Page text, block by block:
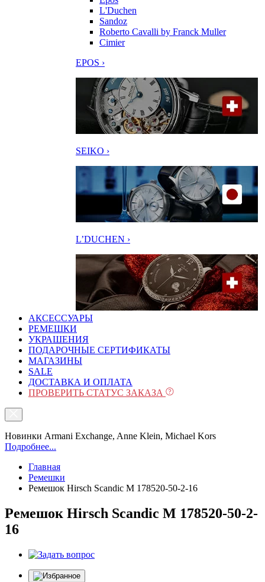
L'Duchen
Sandoz
Roberto Cavalli by Franck Muller
Cimier
EPOS ›
SEIKO ›
L’DUCHEN ›
АКСЕССУАРЫ
РЕМЕШКИ
УКРАШЕНИЯ
ПОДАРОЧНЫЕ СЕРТИФИКАТЫ
МАГАЗИНЫ
SALE
ДОСТАВКА И ОПЛАТА
ПРОВЕРИТЬ СТАТУС ЗАКАЗА
Новинки Armani Exchange, Anne Klein, Michael Kors
Подробнее...
Главная
Ремешки
Ремешок Hirsch Scandic M 178520-50-2-16
Ремешок Hirsch Scandic M 178520-50-2-
16